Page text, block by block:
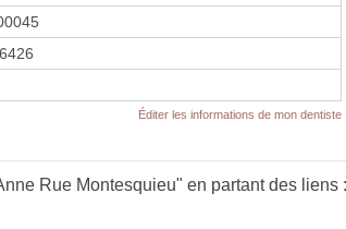
Éditer les informations de mon dentiste
Rue Montesquieu" en partant des liens :